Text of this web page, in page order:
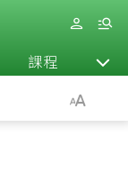
課程 退休